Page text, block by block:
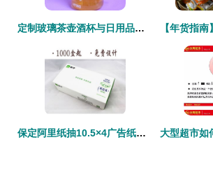
定制玻璃茶壶酒杯与日用品的销售图鉴
保定阿里纸抽10.5×4广告纸抽 高品质纸巾，点亮消费新体验